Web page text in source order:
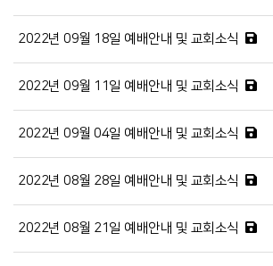
2022년 09월 18일 예배안내 및 교회소식
2022년 09월 11일 예배안내 및 교회소식
2022년 09월 04일 예배안내 및 교회소식
2022년 08월 28일 예배안내 및 교회소식
2022년 08월 21일 예배안내 및 교회소식